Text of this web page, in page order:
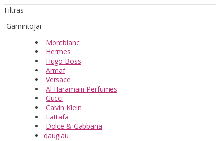
Filtras
Gamintojai
Montblanc
Hermes
Hugo Boss
Armaf
Versace
Al Haramain Perfumes
Gucci
Calvin Klein
Lattafa
Dolce & Gabbana
daugiau